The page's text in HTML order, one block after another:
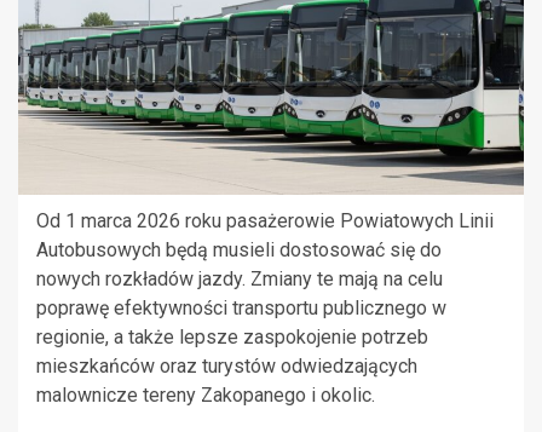
Od 1 marca 2026 roku pasażerowie Powiatowych Linii
Autobusowych będą musieli dostosować się do
nowych rozkładów jazdy. Zmiany te mają na celu
poprawę efektywności transportu publicznego w
regionie, a także lepsze zaspokojenie potrzeb
mieszkańców oraz turystów odwiedzających
malownicze tereny Zakopanego i okolic.